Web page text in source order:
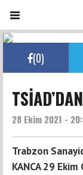
(0)
28 Ekim 2021 -
Trabzon
KANCA 29